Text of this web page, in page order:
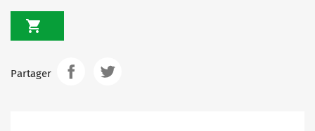

Partager